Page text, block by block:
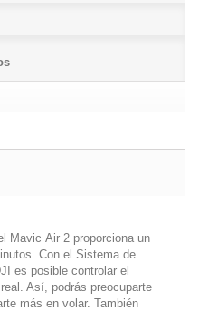
Mavic Air 2 proporciona un
Con el Sistema de
es posible controlar el
Así, podrás preocuparte
más en volar. También